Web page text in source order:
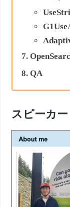
QA
スピーカー